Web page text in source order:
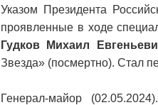
Указом Президента
проявленные в ходе
Гудков Михаил
Звезда» (посмертно). Стал
Генерал-майор